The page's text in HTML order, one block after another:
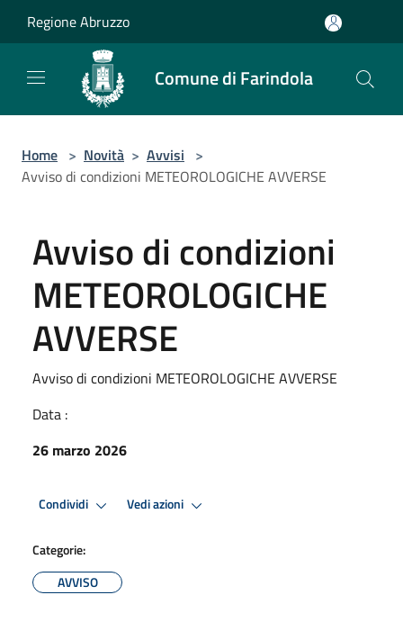
Regione Abruzzo
Comune di Farindola
Home > Novità > Avvisi >
Avviso di condizioni METEOROLOGICHE AVVERSE
Avviso di condizioni
METEOROLOGICHE
AVVERSE
Avviso di condizioni METEOROLOGICHE AVVERSE
Data :
26 marzo 2026
Condividi Vedi azioni
Categorie:
AVVISO